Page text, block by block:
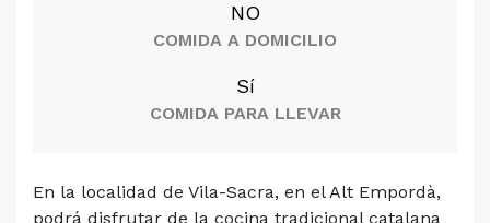
NO
COMIDA A DOMICILIO
Sí
COMIDA PARA LLEVAR
En la localidad de Vila-Sacra, en el Alt Empordà,
podrá disfrutar de la cocina tradicional catalana